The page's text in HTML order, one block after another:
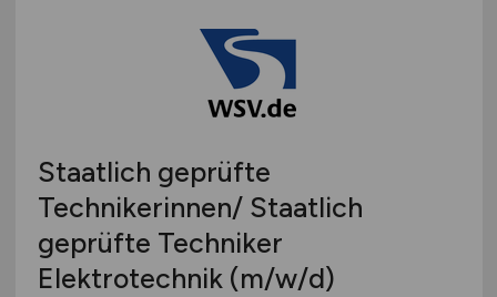
Staatlich geprüfte
Technikerinnen/ Staatlich
geprüfte Techniker
Elektrotechnik (m/w/d)